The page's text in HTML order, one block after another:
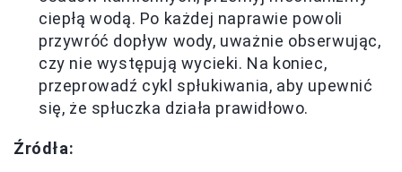
ciepłą wodą. Po każdej naprawie powoli
przywróć dopływ wody, uważnie obserwując,
czy nie występują wycieki. Na koniec,
przeprowadź cykl spłukiwania, aby upewnić
się, że spłuczka działa prawidłowo.
Źródła: